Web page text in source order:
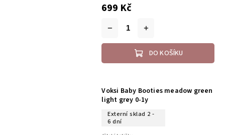
699 Kč
DO KOŠÍKU
Voksi Baby Booties meadow green
light grey 0-1y
Externí sklad 2 -
6 dní